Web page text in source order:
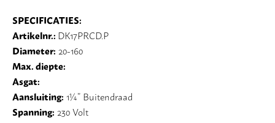
SPECIFICATIES:
Artikelnr.: DK17PRCD.P
Diameter: 20-160
Max. diepte:
Asgat:
Aansluiting: 1¼” Buitendraad
Spanning: 230 Volt